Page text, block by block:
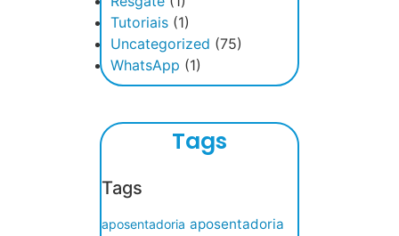
Tutoriais (1)
Uncategorized (75)
WhatsApp (1)
Tags
Tags
aposentadoria aposentadoria